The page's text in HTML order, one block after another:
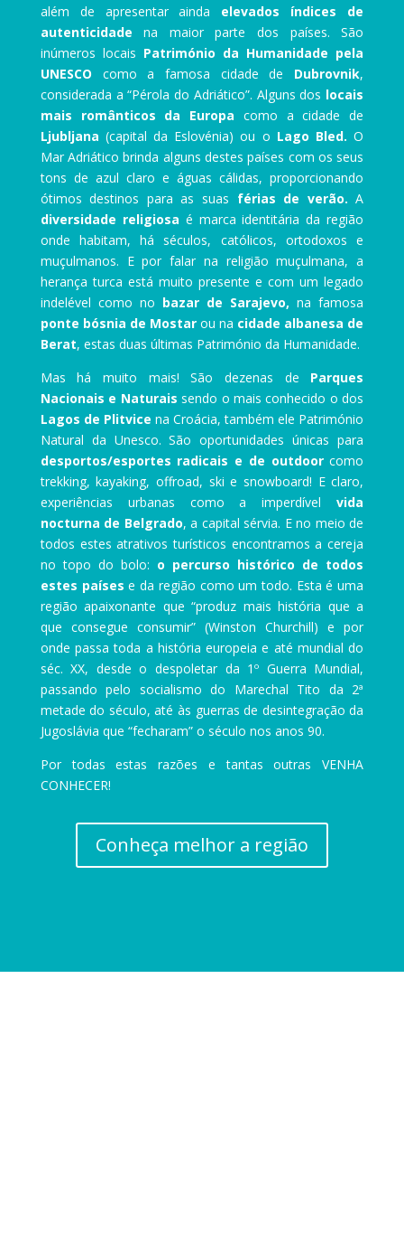
além de apresentar ainda elevados índices de
autenticidade na maior parte dos países. São
inúmeros locais Património da Humanidade pela
UNESCO como a famosa cidade de Dubrovnik,
considerada a “Pérola do Adriático”. Alguns dos locais
mais românticos da Europa como a cidade de
Ljubljana (capital da Eslovénia) ou o Lago Bled.O
Mar Adriático brinda alguns destes países com os seus
tons de azul claro e águas cálidas, proporcionando
ótimos destinos para as suas férias de verão.A
diversidade religiosa é marca identitária da região
onde habitam, há séculos, católicos, ortodoxos e
muçulmanos. E por falar na religião muçulmana, a
herança turca está muito presente e com um legado
indelével como no bazar de Sarajevo,na famosa
ponte bósnia de Mostar ou na cidade albanesa de
Berat, estas duas últimas Património da Humanidade.
Mas há muito mais! São dezenas de Parques
Nacionais e Naturais sendo o mais conhecido o dos
Lagos de Plitvice na Croácia, também ele Património
Natural da Unesco. São oportunidades únicas para
desportos/esportes radicais e de outdoorcomo
trekking, kayaking, offroad, ski e snowboard! E claro,
experiências urbanas como a imperdívelvida
nocturna de Belgrado, a capital sérvia. E no meio de
todos estes atrativos turísticos encontramos a cereja
no topo do bolo: o percurso histórico de todos
estes países e da região como um todo. Esta é uma
região apaixonante que “produz mais história que a
que consegue consumir” (Winston Churchill) e por
onde passa toda a história europeia e até mundial do
séc. XX, desde o despoletar da 1º Guerra Mundial,
passando pelo socialismo do Marechal Tito da 2ª
metade do século, até às guerras de desintegração da
Jugoslávia que “fecharam” o século nos anos 90.
Por todas estas razões e tantas outras VENHA
CONHECER!
Conheça melhor a região